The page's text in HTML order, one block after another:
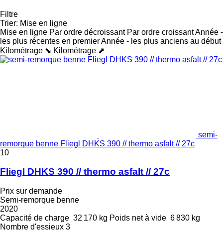
Filtre
Trier: Mise en ligne
Mise en ligne Par ordre décroissant Par ordre croissantAnnée -
les plus récentes en premierAnnée - les plus anciens au début
Kilométrage ⬊ Kilométrage ⬈
semi-
remorque benne Fliegl DHKS 390 // thermo asfalt // 27c
10
Fliegl DHKS 390 // thermo asfalt // 27c
Prix sur demande
Semi-remorque benne
2020
Capacité de charge 32 170 kg Poids net à vide 6 830 kg
Nombre d'essieux 3